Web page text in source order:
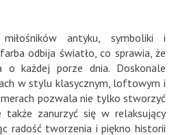
antyku, symboliki i
odbija światło, co sprawia, że
o każdej porze dnia. Doskonale
w stylu klasycznym, loftowym i
pozwala nie tylko stworzyć
także zanurzyć się w relaksujący
radość tworzenia i piękno historii